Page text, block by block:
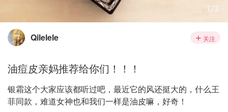
Qilelele 关注
油痘皮亲妈推荐给你们！！！
银霜这个大家应该都听过吧，最近它的风还挺大的，什么王
菲同款，难道女神也和我们一样是油皮嘛，好奇！